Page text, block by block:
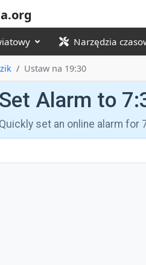
Narzędzia
Ustaw na 19:30
Set Alarm to
Quickly set an online alarm for